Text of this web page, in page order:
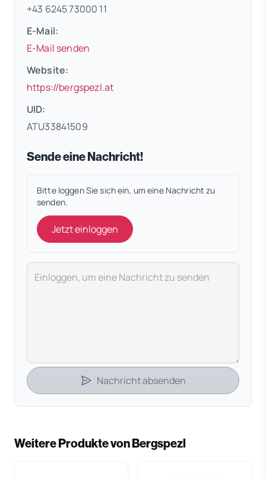
+43 6245 73000 11
E-Mail:
E-Mail senden
Website:
https://bergspezl.at(öffnet in neuem Tab)
UID:
ATU33841509
Sende eine Nachricht!
Bitte loggen Sie sich ein, um eine Nachricht zu
senden.
Jetzt einloggen
Deine Nachricht
Nachricht absenden
Weitere Produkte von Bergspezl